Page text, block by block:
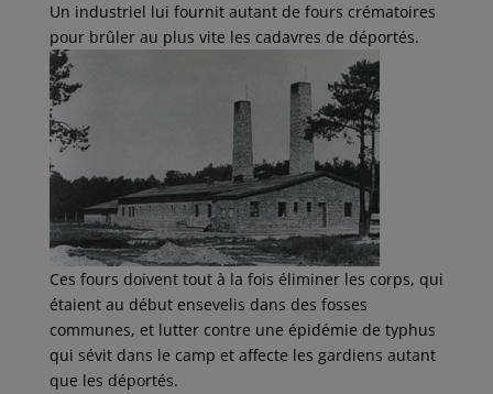
Un industriel lui fournit autant de fours crématoires
pour brûler au plus vite les cadavres de déportés.
Ces fours doivent tout à la fois éliminer les corps, qui
étaient au début ensevelis dans des fosses
communes, et lutter contre une épidémie de typhus
qui sévit dans le camp et affecte les gardiens autant
que les déportés.